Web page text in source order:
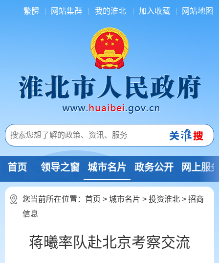
繁體 网站集群 我的淮北 加入收藏 网站地图
首页 领导之窗 城市名片 政务公开 网上服
您当前所在位置： 首页 > 城市名片 > 投资淮北 > 招商
信息
蒋曦率队赴北京考察交流